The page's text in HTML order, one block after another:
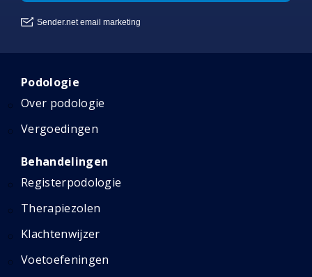
Podologie
Over podologie
Vergoedingen
Behandelingen
Registerpodologie
Therapiezolen
Klachtenwijzer
Voetoefeningen